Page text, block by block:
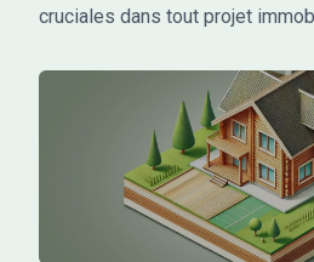
cruciales dans tout projet
d'investir dans un projet locatif
projet commercial, le choix du
directement la faisabilité, le